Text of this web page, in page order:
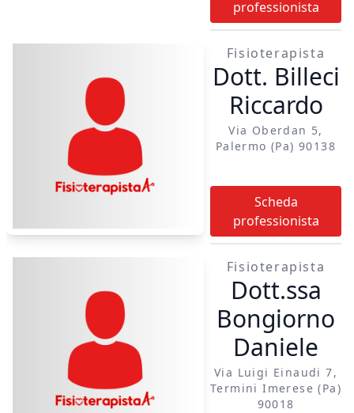
manipolazioni
specialistiche.
Esperto in
NEURORIABILITAZIONE
DI ALTA SPECIALITA’
presso FONDAZIONE
SANTA LUCIA IRCCS
sede Roma
professionista
Fisioterapista
Dott. Billeci
Riccardo
Via Oberdan 5,
Palermo (pa) 90138
Scheda
professionista
Fisioterapista
Dott.ssa
Bongiorno
Daniele
Via Luigi Einaudi 7,
Termini Imerese (pa)
90018